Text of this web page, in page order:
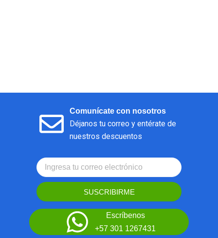
Comunícate con nosotros
Déjanos tu correo y entérate de
nuestros descuentos
SUSCRIBIRME
Escríbenos
+57 301 1267431